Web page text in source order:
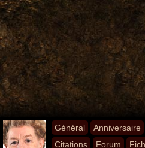
Général Anniversaire
Citations
Forum